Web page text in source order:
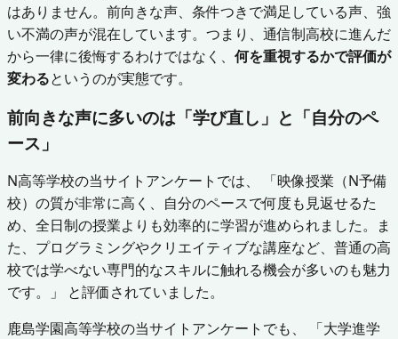
はありません。前向きな声、条件つきで満足している声、強
い不満の声が混在しています。つまり、通信制高校に進んだ
から一律に後悔するわけではなく、 何を重視するかで評価が
変わるというのが実態です。
前向きな声に多いのは「学び直し」と「自分のペ
ース」
N高等学校の当サイトアンケートでは、 「映像授業（N予備
校）の質が非常に高く、自分のペースで何度も見返せるた
め、全日制の授業よりも効率的に学習が進められました。ま
た、プログラミングやクリエイティブな講座など、普通の高
校では学べない専門的なスキルに触れる機会が多いのも魅力
です。」 と評価されていました。
鹿島学園高等学校の当サイトアンケートでも、 「大学進学